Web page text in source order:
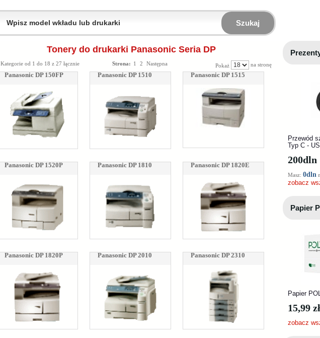
Szukaj
Tonery do drukarki Panasonic Seria DP
Kategorie od 1 do 18 z 27 łącznie Pokaż na stronę
Strona: 1 2 Następna
Panasonic DP 150FP Panasonic DP 1510 Panasonic DP 1515
Panasonic DP 1520P Panasonic DP 1810 Panasonic DP 1820E
Panasonic DP 1820P Panasonic DP 2010 Panasonic DP 2310
Przewód
Typ C -
200dln
Masz: 0dln
zobacz
Papier
Papier
15,99 zł
zobacz